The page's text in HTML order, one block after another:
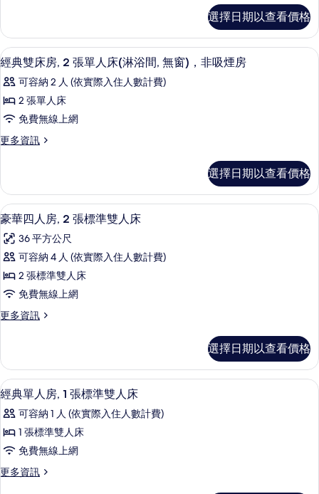
片
張
特
大
雙
人
床
的
相
片
雙
人
房,
張
特
雙
人
床
情
選擇日期以查看價格
顯
示
經
典
雙
床
2
張
單
人
床
(淋
浴
間,
非
吸
煙
房
的
所
有
經典雙床房, 2 張單人床(淋浴間, 無窗
5
經典雙床房, 2 張單人床(淋浴間, 無窗)，非吸煙房
可容納 2 人 (依實際入住人數計費)
2 張單人床
免費無線上網
更多資訊
更
雙
床
房,
張
單
床
(淋
間,
吸
煙
房
的
詳
情
選擇日期以查看價格
顯
示
豪
華
四
人
房,
張
標
準
雙
人
床
的
豪華四人房, 2 張標準雙人床 | 客房內
8
豪華四人房, 2 張標準雙人床
36 平方公尺
可容納 4 人 (依實際入住人數計費)
2 張標準雙人床
免費無線上網
更多資訊
更
四
人
房,
張
標
雙
人
床
選擇日期以查看價格
顯
示
經
典
單
人
客房內保險箱、書桌、筆電工作空間
5
經典單人房, 1 張標準雙人床
可容納 1 人 (依實際入住人數計費)
1 張標準雙人床
免費無線上網
更多資訊
更